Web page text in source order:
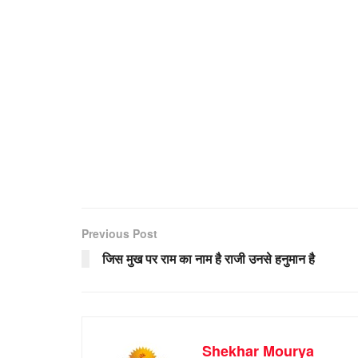
Previous Post
जिस मुख पर राम का नाम है राजी उनसे हनुमान है
Shekhar Mourya